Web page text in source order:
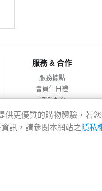
服務 & 合作
服務據點
會員生日禮
訂單查詢
合作提案
供更優質的購物體驗，若
訊，請參閱本網站之 隱私